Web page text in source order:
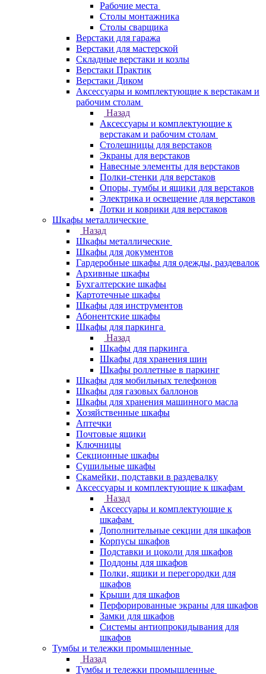
Рабочие места
Столы монтажника
Столы сварщика
Верстаки для гаража
Верстаки для мастерской
Складные верстаки и козлы
Верстаки Практик
Верстаки Диком
Аксессуары и комплектующие к верстакам и
рабочим столам
Назад
Аксессуары и комплектующие к
верстакам и рабочим столам
Столешницы для верстаков
Экраны для верстаков
Навесные элементы для верстаков
Полки-стенки для верстаков
Опоры, тумбы и ящики для верстаков
Электрика и освещение для верстаков
Лотки и коврики для верстаков
Шкафы металлические
Назад
Шкафы металлические
Шкафы для документов
Гардеробные шкафы для одежды, раздевалок
Архивные шкафы
Бухгалтерские шкафы
Картотечные шкафы
Шкафы для инструментов
Абонентские шкафы
Шкафы для паркинга
Назад
Шкафы для паркинга
Шкафы для хранения шин
Шкафы роллетные в паркинг
Шкафы для мобильных телефонов
Шкафы для газовых баллонов
Шкафы для хранения машинного масла
Хозяйственные шкафы
Аптечки
Почтовые ящики
Ключницы
Секционные шкафы
Сушильные шкафы
Скамейки, подставки в раздевалку
Аксессуары и комплектующие к шкафам
Назад
Аксессуары и комплектующие к
шкафам
Дополнительные секции для шкафов
Корпусы шкафов
Подставки и цоколи для шкафов
Поддоны для шкафов
Полки, ящики и перегородки для
шкафов
Крыши для шкафов
Перфорированные экраны для шкафов
Замки для шкафов
Системы антиопрокидывания для
шкафов
Тумбы и тележки промышленные
Назад
Тумбы и тележки промышленные